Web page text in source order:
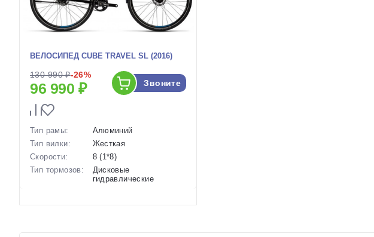
ВЕЛОСИПЕД CUBE TRAVEL SL (2016)
130 990 ₽-26%
96 990 ₽ Звоните
Тип рамы:
Алюминий
Тип вилки:
Жесткая
Скорости:
8 (1*8)
Тип тормозов:
Дисковые
гидравлические